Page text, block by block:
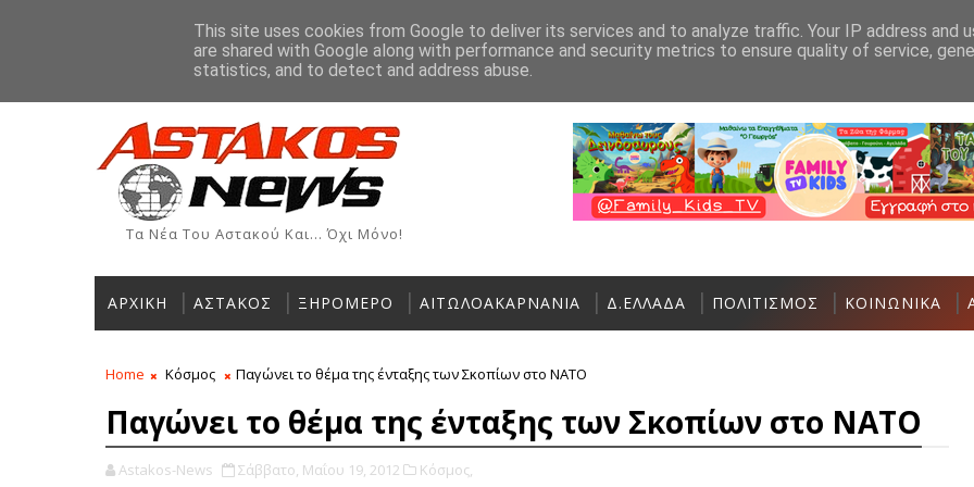
Ιστορία Χρήσιμα Τηλέφωνα Αγγελίες Ανακοίνωση Επικοινωνία
ΡΟΗ ΕΙΔΗΣΕΩΝ ΑΣΤΑΚΌΣ Εργασίες ασφαλτόστρωσης σε τμήματα
Τα Νέα Του Αστακού Και... Όχι Μόνο!
ΑΡΧΙΚΗ ΑΣΤΑΚΟΣ ΞΗΡΟΜΕΡΟ ΑΙΤΩΛΟΑΚΑΡΝΑΝΙΑ Δ.ΕΛΛΑΔΑ ΠΟΛΙΤΙΣΜΟΣ ΚΟΙΝΩΝΙΚΑ
Home Κόσμος Παγώνει το θέμα της ένταξης των Σκοπίων στο ΝΑΤΟ
Παγώνει το θέμα της ένταξης των Σκοπίων στο ΝΑΤΟ
Astakos-News Σάββατο, Μαΐου 19, 2012 Κόσμος,
This site uses cookies from Google to deliver its services and to analyze traffic. Your IP address and
are shared with Google along with performance and security metrics to ensure quality of service,
statistics, and to detect and address abuse.